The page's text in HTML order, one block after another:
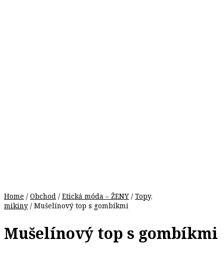
Home / Obchod / Etická móda – ŽENY / Topy,
mikiny / Mušelínový top s gombíkmi
Mušelínový top s gombíkmi